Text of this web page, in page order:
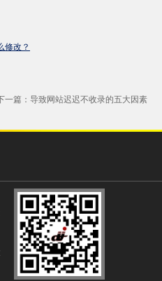
修改？
篇： 导致网站迟迟不收录的五大因素